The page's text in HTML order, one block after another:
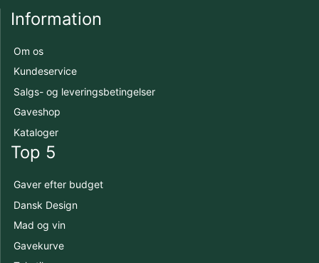
Information
Om os
Kundeservice
Salgs- og leveringsbetingelser
Gaveshop
Kataloger
Top 5
Gaver efter budget
Dansk Design
Mad og vin
Gavekurve